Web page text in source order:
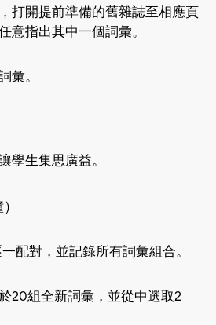
打開提前準備的舊雜誌至相應頁
意指出其中一個詞彙。
彙。
學生集思廣益。
配對，並記錄所有詞彙組合。
20組全新詞彙，並從中選取2